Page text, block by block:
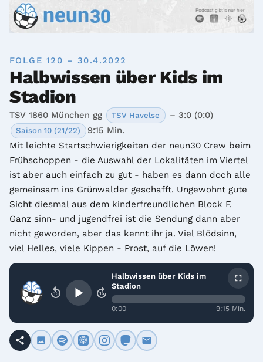
FOLGE 120 – 30.4.2022
Halbwissen über Kids im
Stadion
TSV 1860 München gg TSV Havelse – 3:0 (0:0)
Saison 10 (21/22)
9:15 Min.
Mit leichte Startschwierigkeiten der neun30 Crew beim
Frühschoppen - die Auswahl der Lokalitäten im Viertel
ist aber auch einfach zu gut - haben es dann doch alle
gemeinsam ins Grünwalder geschafft. Ungewohnt gute
Sicht diesmal aus dem kinderfreundlichen Block F.
Ganz sinn- und jugendfrei ist die Sendung dann aber
nicht geworden, aber das kennt ihr ja. Viel Blödsinn,
viel Helles, viele Kippen - Prost, auf die Löwen!
15 15
Halbwissen über Kids im
Stadion
0:00 9:15 Min.